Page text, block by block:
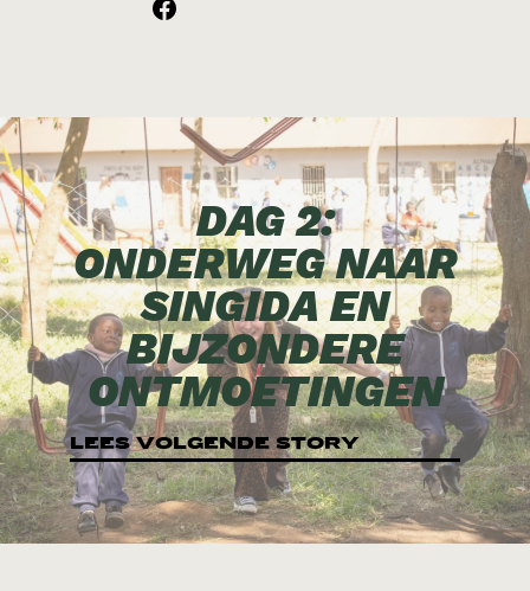
DAG 2:
ONDERWEG NAAR
SINGIDA EN
BIJZONDERE
ONTMOETINGEN
LEES VOLGENDE STORY